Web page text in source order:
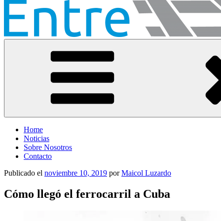
Información ferroviaria
Home
Noticias
Sobre Nosotros
Contacto
Publicado el noviembre 10, 2019 porMaicol Luzardo
Cómo llegó el ferrocarril a Cuba